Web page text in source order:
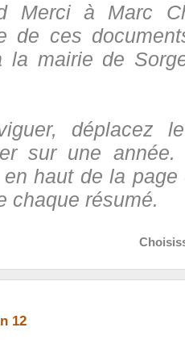
Merci à Marc
aux Archives
la mairie de
déplacez
sur une
en haut de la
chaque résumé.
12